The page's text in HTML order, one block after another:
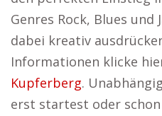
Genres Rock, Blues und
dabei kreativ
Informationen klicke
Kupferberg.
erst startest oder